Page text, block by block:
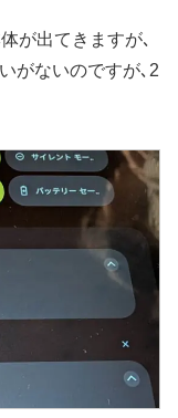
が出てきますが､
がないのですが､2